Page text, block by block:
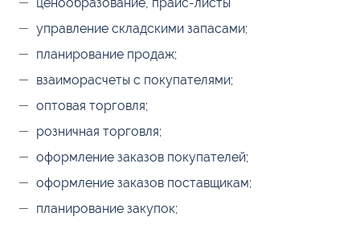
управление складскими запасами;
планирование продаж;
взаиморасчеты с покупателями;
оптовая торговля;
розничная торговля;
оформление заказов покупателей;
оформление заказов поставщикам;
планирование закупок;